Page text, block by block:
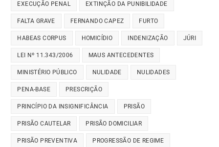
EXECUÇÃO PENAL EXTINÇÃO DA PUNIBILIDADE
FALTA GRAVE FERNANDO CAPEZ FURTO
HABEAS CORPUS HOMICÍDIO INDENIZAÇÃO JÚRI
LEI Nº 11.343/2006 MAUS ANTECEDENTES
MINISTÉRIO PÚBLICO NULIDADE NULIDADES
PENA-BASE PRESCRIÇÃO
PRINCÍPIO DA INSIGNIFICÂNCIA PRISÃO
PRISÃO CAUTELAR PRISÃO DOMICILIAR
PRISÃO PREVENTIVA PROGRESSÃO DE REGIME